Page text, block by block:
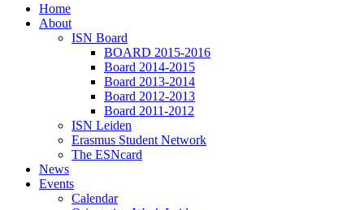
Home
About
ISN Board
BOARD 2015-2016
Board 2014-2015
Board 2013-2014
Board 2012-2013
Board 2011-2012
ISN Leiden
Erasmus Student Network
The ESNcard
News
Events
Calendar